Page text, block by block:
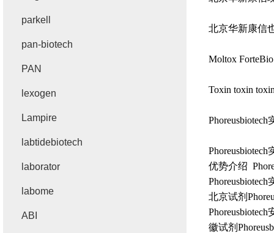
北京华新康信
Moltox
Toxin toxin
Phoreusbiotech
Phoreusbiotech
优势介绍
Phoreusbiotech
北京试剂
Phoreusbiotech
徽试剂
parkell
pan-biotech
PAN
lexogen
Lampire
labtidebiotech
laborator
labome
ABI